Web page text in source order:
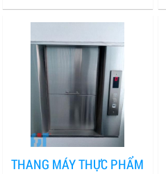
THANG MÁY THỰC PHẨM